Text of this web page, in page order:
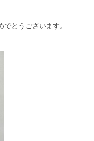
とうございます。